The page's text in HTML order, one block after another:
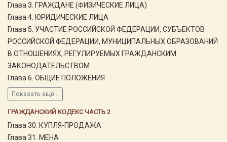
Глава 3. ГРАЖДАНЕ (ФИЗИЧЕСКИЕ ЛИЦА)
Глава 4. ЮРИДИЧЕСКИЕ ЛИЦА
Глава 5. УЧАСТИЕ РОССИЙСКОЙ ФЕДЕРАЦИИ, СУБЪЕКТОВ
РОССИЙСКОЙ ФЕДЕРАЦИИ, МУНИЦИПАЛЬНЫХ ОБРАЗОВАНИЙ
В ОТНОШЕНИЯХ, РЕГУЛИРУЕМЫХ ГРАЖДАНСКИМ
ЗАКОНОДАТЕЛЬСТВОМ
Глава 6. ОБЩИЕ ПОЛОЖЕНИЯ
Показать ещё...
ГРАЖДАНСКИЙ КОДЕКС ЧАСТЬ 2
Глава 30. КУПЛЯ-ПРОДАЖА
Глава 31. МЕНА